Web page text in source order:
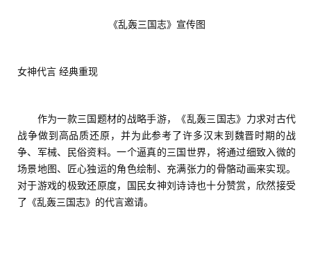
游
2
0
2
5
第
《乱轰三国志》宣传图
女神代言 经典重现
作为一款三国题材的战略手游，《乱轰三国志》力求对古代
战争做到高品质还原，并为此参考了许多汉末到魏晋时期的战
争、军械、民俗资料。一个逼真的三国世界，将通过细致入微的
场景地图、匠心独运的角色绘制、充满张力的骨骼动画来实现。
对于游戏的极致还原度，国民女神刘诗诗也十分赞赏，欣然接受
了《乱轰三国志》的代言邀请。